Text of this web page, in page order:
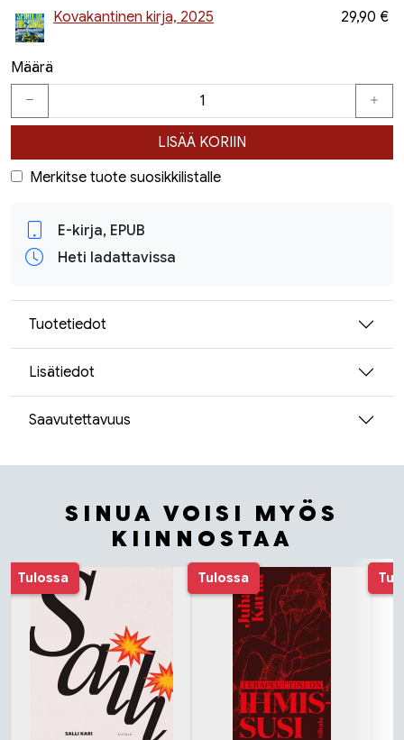
Kovakantinen kirja, 2025 29,90 €
Määrä
LISÄÄ KORIIN
Merkitse tuote suosikkilistalle
E-kirja, EPUB
Heti ladattavissa
Tuotetiedot
Lisätiedot
Saavutettavuus
SINUA VOISI MYÖS
KIINNOSTAA
Tuoteluettelon alku
Tulossa Tulossa